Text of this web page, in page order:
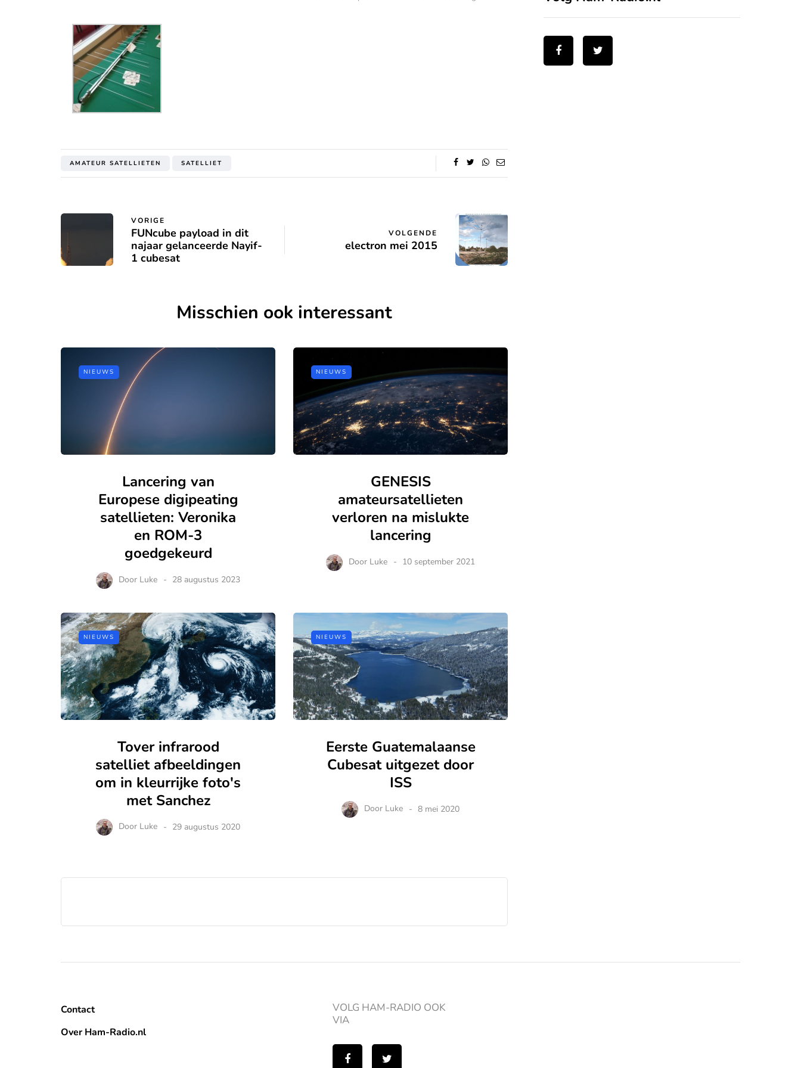
AMATEUR SATELLIETEN SATELLIET
VORIGE
FUNcube payload in dit
najaar gelanceerde Nayif-
1 cubesat
VOLGENDE
electron mei 2015
Misschien ook interessant
NIEUWS
Lancering van
Europese digipeating
satellieten: Veronika
en ROM-3
goedgekeurd
Door Luke 28 augustus 2023
NIEUWS
GENESIS
amateursatellieten
verloren na mislukte
lancering
Door Luke 10 september 2021
NIEUWS
Tover infrarood
satelliet afbeeldingen
om in kleurrijke foto's
met Sanchez
Door Luke 29 augustus 2020
NIEUWS
Eerste Guatemalaanse
Cubesat uitgezet door
ISS
Door Luke 8 mei 2020
Contact
Over Ham-Radio.nl
VOLG HAM-RADIO OOK
VIA